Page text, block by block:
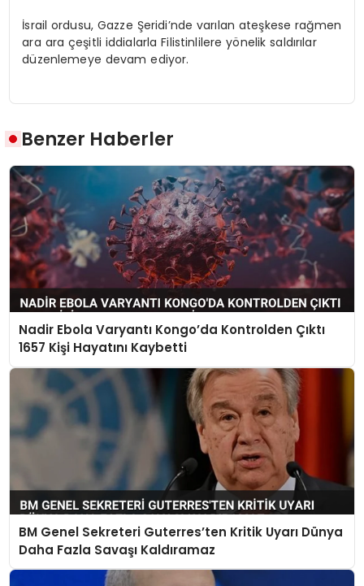
İsrail ordusu, Gazze Şeridi’nde varılan ateşkese rağmen
ara ara çeşitli iddialarla Filistinlilere yönelik saldırılar
düzenlemeye devam ediyor.
Benzer Haberler
Nadir Ebola Varyantı Kongo’da Kontrolden Çıktı
1657 Kişi Hayatını Kaybetti
BM Genel Sekreteri Guterres’ten Kritik Uyarı Dünya
Daha Fazla Savaşı Kaldıramaz